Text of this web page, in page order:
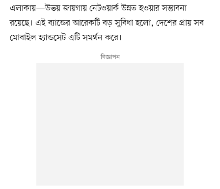
এলাকায়—উভয় জায়গায় নেটওয়ার্ক উন্নত হওয়ার সম্ভাবনা
রয়েছে। এই ব্যান্ডের আরেকটি বড় সুবিধা হলো, দেশের প্রায় সব
মোবাইল হ্যান্ডসেট এটি সমর্থন করে।